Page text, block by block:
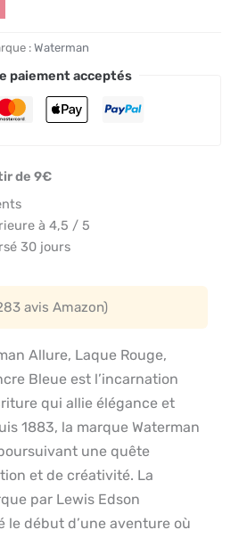
: Waterman
paiement acceptés
de 9€
à 4,5 / 5
30 jours
avis Amazon)
Allure, Laque Rouge,
Bleue est l’incarnation
qui allie élégance et
1883, la marque Waterman
une quête
et de créativité. La
par Lewis Edson
le début d’une aventure où